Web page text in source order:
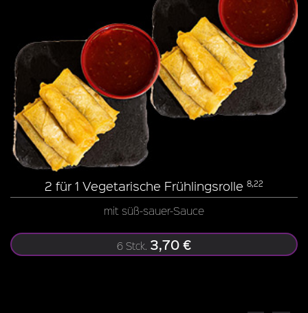
2 für 1 Vegetarische Frühlingsrolle 8,22
mit süß-sauer-Sauce
6 Stck. 3,70 €